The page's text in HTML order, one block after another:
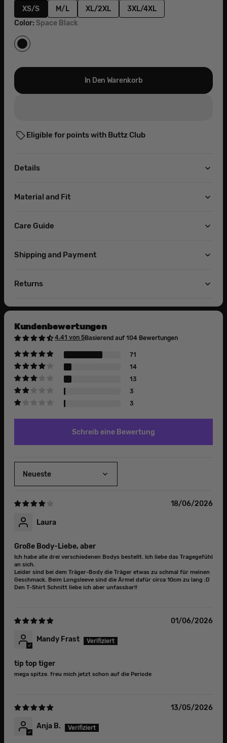
Details
Material and Fit
Care Guide
Shipping and Payment
Returns
XS/S
Variant
sold
or
M/L
Variant
sold
XL/2XL
Variant
3XL/4XL
Variant
Color: Space Black
Space
In Den Warenkorb
Eligible for points with Buttz Club
Kundenbewertungen
4.41 von 5Basierend auf 104 Bewertungen
71
14
13
3
3
Schreib eine Bewertung
Sort by
18/06/2026
Laura
Große Body-Liebe, aber
Ich habe alle drei verschiedenen Bodys bestellt. Ich liebe das Tragegefühl
an sich.
Leider sind bei dem Träger-Body die Träger etwas zu schmal für meinen
Geschmack. Beim Longsleeve sind die Ärmel dafür circa 10cm zu lang :D
Den T-Shirt Schnitt liebe ich aber unfassbar!!
01/06/2026
Mandy Frast
tip top tiger
mega spitze. freu mich jetzt schon auf die Periode
13/05/2026
Anja B.